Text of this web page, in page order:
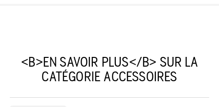
<B>EN SAVOIR PLUS</B> SUR LA
CATÉGORIE ACCESSOIRES